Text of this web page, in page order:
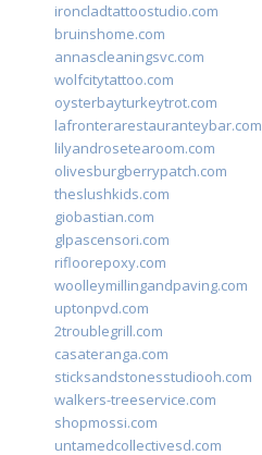
ironcladtattoostudio.com
bruinshome.com
annascleaningsvc.com
wolfcitytattoo.com
oysterbayturkeytrot.com
lafronterarestauranteybar.com
lilyandrosetearoom.com
olivesburgberrypatch.com
theslushkids.com
giobastian.com
glpascensori.com
rifloorepoxy.com
woolleymillingandpaving.com
uptonpvd.com
2troublegrill.com
casateranga.com
sticksandstonesstudiooh.com
walkers-treeservice.com
shopmossi.com
untamedcollectivesd.com